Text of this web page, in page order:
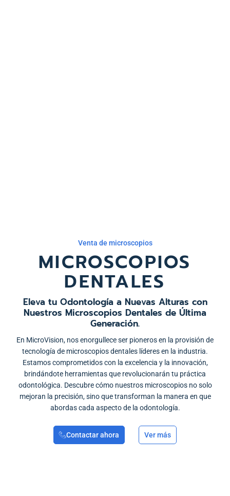
Venta de microscopios
MICROSCOPIOS
DENTALES
Eleva tu Odontología a Nuevas Alturas con
Nuestros Microscopios Dentales de Última
Generación.
En MicroVision, nos enorgullece ser pioneros en la provisión de
tecnología de microscopios dentales líderes en la industria.
Estamos comprometidos con la excelencia y la innovación,
brindándote herramientas que revolucionarán tu práctica
odontológica. Descubre cómo nuestros microscopios no solo
mejoran la precisión, sino que transforman la manera en que
abordas cada aspecto de la odontología.
Contactar ahora Ver más